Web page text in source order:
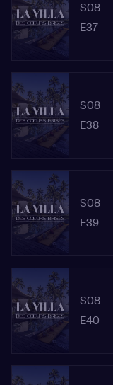
S08
E37
S08
E38
S08
E39
S08
E40